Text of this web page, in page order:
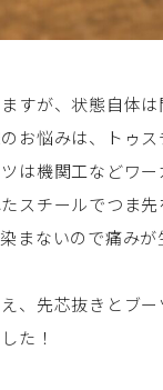
すが、状態自体
お悩みは、トゥ
は機関工などワ
スチールでつま
まないので痛み
、先芯抜きとブ
た！